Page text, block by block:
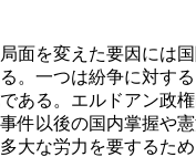
面を変えた要因には
。一つは紛争に対す
ある。エルドアン政
件以後の国内掌握や
大な労力を要するた